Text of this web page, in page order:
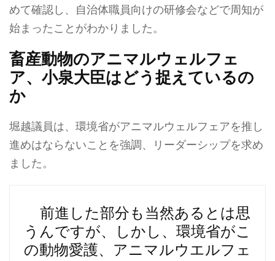
めて確認し、自治体職員向けの研修会などで周知が
始まったことがわかりました。
畜産動物のアニマルウェルフェ
ア、小泉大臣はどう捉えているの
か
堀越議員は、環境省がアニマルウェルフェアを推し
進めはならないことを強調、リーダーシップを求め
ました。
前進した部分も当然あるとは思
うんですが、しかし、環境省がこ
の動物愛護、アニマルウエルフェ